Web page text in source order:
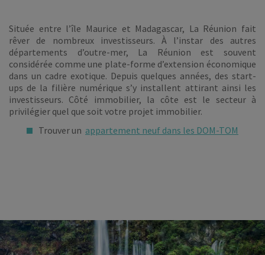
Située entre l’île Maurice et Madagascar, La Réunion fait
rêver de nombreux investisseurs. À l’instar des autres
départements d’outre-mer, La Réunion est souvent
considérée comme une plate-forme d’extension économique
dans un cadre exotique. Depuis quelques années, des start-
ups de la filière numérique s’y installent attirant ainsi les
investisseurs. Côté immobilier, la côte est le secteur à
privilégier quel que soit votre projet immobilier.
Trouver un appartement neuf dans les DOM-TOM